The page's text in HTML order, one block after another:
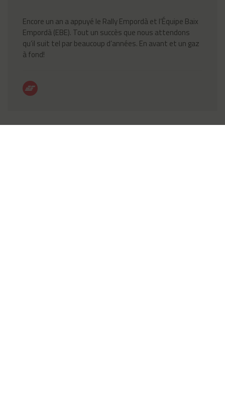
Encore un an a appuyé le Rally Empordà et l’Équipe Baix
Empordà (EBE). Tout un succès que nous attendons
qu’il suit tel par beaucoup d’années. En avant et un gaz
à fond!